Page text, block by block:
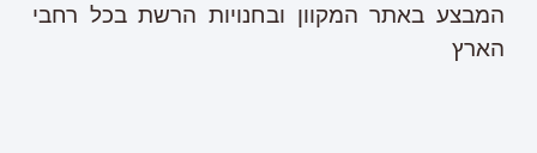
המבצע באתר המקוון ובחנויות הרשת בכל רחבי
הארץ